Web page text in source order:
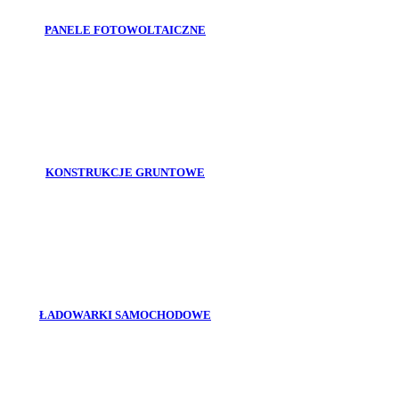
PANELE FOTOWOLTAICZNE
KONSTRUKCJE GRUNTOWE
ŁADOWARKI SAMOCHODOWE